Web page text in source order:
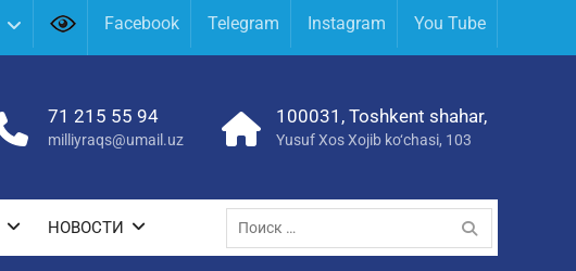
Facebook Telegram Instagram You Tube
71 215 55 94
milliyraqs@umail.uz
100031, Toshkent shahar,
Yusuf Xos Xojib ko‘chasi, 103
НОВОСТИ
Поиск
по: